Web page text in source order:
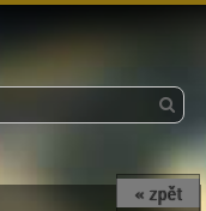
« zpět